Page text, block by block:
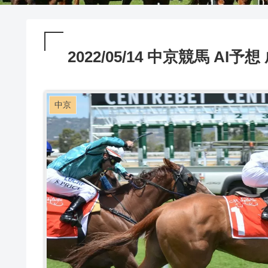
2022/05/14 中京競馬 AI予想
中京